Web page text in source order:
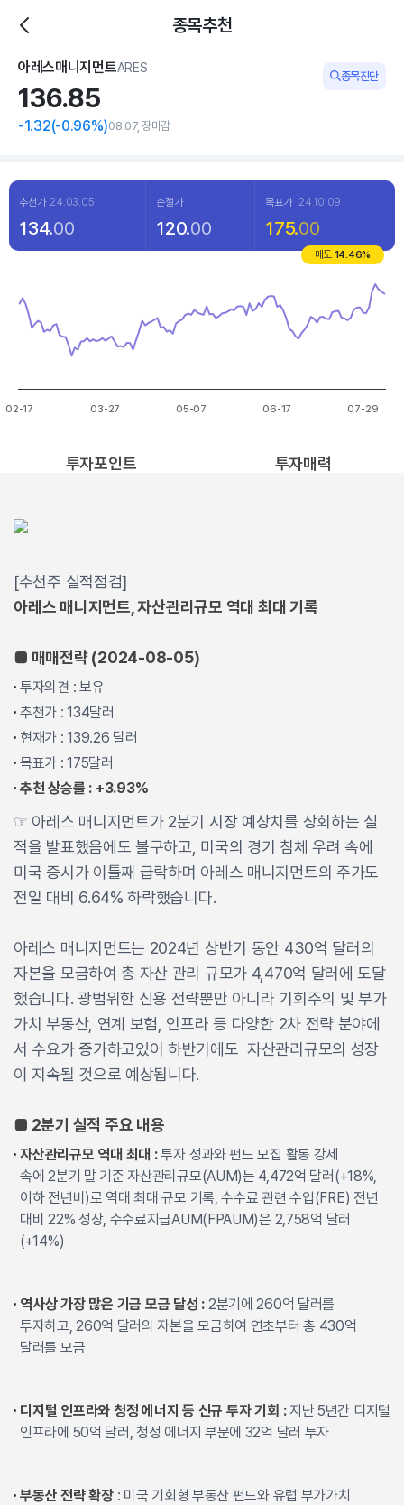
종목추천
아레스매니지먼트ARES
종목진단
136.85
-1.32(-0.96%)08.07, 장마감
추천가 24.03.05 손절가 목표가 24.10.09
134.00 120.00 175.00
매도 14.46%
View as data table, Chart
The chart has 1 X axis displaying categories.
The chart has 1 Y axis displaying values. Data ranges from 96.5
02-17 03-27 05-07 06-17 07-29
투자포인트 투자매력
[추천주 실적점검]
아레스 매니지먼트, 자산관리규모 역대 최대 기록
■ 매매전략 (2024-08-05)
투자의견 : 보유
추천가 : 134달러
현재가 : 139.26 달러
목표가 : 175달러
추천 상승률 : +3.93%
☞ 아레스 매니지먼트가 2분기 시장 예상치를 상회하는 실
적을 발표했음에도 불구하고, 미국의 경기 침체 우려 속에
미국 증시가 이틀째 급락하며 아레스 매니지먼트의 주가도
전일 대비 6.64% 하락했습니다.
아레스 매니지먼트는 2024년 상반기 동안 430억 달러의
자본을 모금하여 총 자산 관리 규모가 4,470억 달러에 도달
했습니다. 광범위한 신용 전략뿐만 아니라 기회주의 및 부가
가치 부동산, 연계 보험, 인프라 등 다양한 2차 전략 분야에
서 수요가 증가하고있어 하반기에도 자산관리규모의 성장
이 지속될 것으로 예상됩니다.
■ 2분기 실적 주요 내용
자산관리규모 역대 최대 :투자 성과와 펀드 모집 활동 강세
속에 2분기 말 기준 자산관리규모(AUM)는 4,472억 달러(+18%,
이하 전년비)로 역대 최대 규모 기록, 수수료 관련 수입(FRE) 전년
대비 22% 성장, 수수료지급AUM(FPAUM)은 2,758억 달러
(+14%)
역사상 가장 많은 기금 모금 달성 : 2분기에 260억 달러를
투자하고, 260억 달러의 자본을 모금하여 연초부터 총 430억
달러를 모금
디지털 인프라와 청정 에너지 등 신규 투자 기회 :지난 5년간 디지털
인프라에 50억 달러, 청정 에너지 부문에 32억 달러 투자
부동산 전략 확장 : 미국 기회형 부동산 펀드와 유럽 부가가치